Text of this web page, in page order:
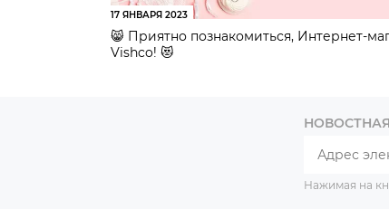
17 ЯНВАРЯ 2023
😸 Приятно познакомиться, Интернет-
Vishco! 😻
Нажимая на